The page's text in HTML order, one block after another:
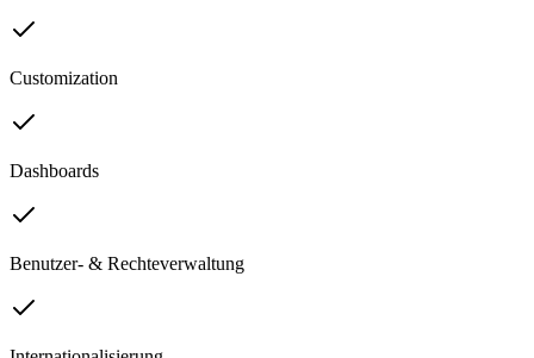
Customization
Dashboards
Benutzer- & Rechteverwaltung